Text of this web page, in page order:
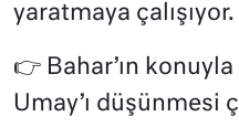
yaratmaya çalışıyor.
👉 Bahar’ın
Umay’ı düşünmesi